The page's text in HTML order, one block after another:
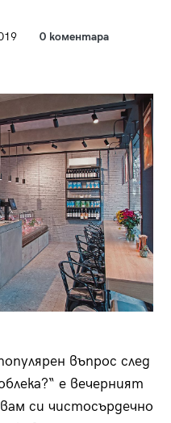
0 коментара
въпрос след
е вечерният
си чистосърдечно